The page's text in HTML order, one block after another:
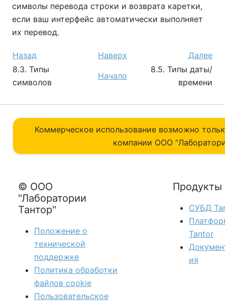
символы перевода строки и возврата каретки,
если ваш интерфейс автоматически выполняет
их перевод.
Назад Наверх
Далее
8.3. Типы
символов
Начало
8.5. Типы даты/
времени
Коммерческое использование возможно
компании ОOO
© ООО
"Лаборатории
Тантор"
Положение о
технической
поддержке
Политика обработки
файлов сookie
Пользовательское
Продукты
СУБД
Tantor
ия